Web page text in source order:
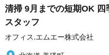
清掃 9月までの短期OK
スタッフ
オフィス.エムエー株式会社